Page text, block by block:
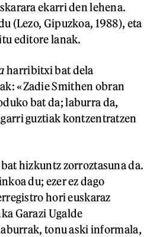
ekarri den lehena.
(Lezo, Gipuzkoa, 1988), eta
editore lanak.
harribitxi bat dela
«Zadie Smithen obran
bat da; laburra da,
guztiak kontzentratzen
hizkuntz zorroztasuna da.
du; ezer ez dago
hori euskaraz
Garazi Ugalde
tonu aski informala,